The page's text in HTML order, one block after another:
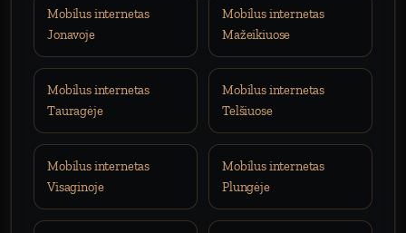
Mobilus internetas
Jonavoje
Mobilus internetas
Mažeikiuose
Mobilus internetas
Tauragėje
Mobilus internetas
Telšiuose
Mobilus internetas
Visaginoje
Mobilus internetas
Plungėje